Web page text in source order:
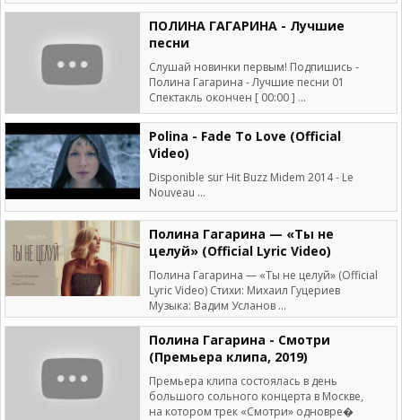
ПОЛИНА ГАГАРИНА - Лучшие
песни
Слушай новинки первым! Подпишись -
Полина Гагарина - Лучшие песни 01
Спектакль окончен [ 00:00 ] ...
Polina - Fade To Love (Official
Video)
Disponible sur Hit Buzz Midem 2014 - Le
Nouveau ...
Полина Гагарина — «Ты не
целуй» (Official Lyric Video)
Полина Гагарина — «Ты не целуй» (Official
Lyric Video) Стихи: Михаил Гуцериев
Музыка: Вадим Усланов ...
Полина Гагарина - Смотри
(Премьера клипа, 2019)
Премьера клипа состоялась в день
большого сольного концерта в Москве,
на котором трек «Смотри» одновре�